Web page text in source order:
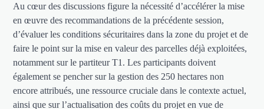
Au cœur des discussions figure la nécessité d’accélérer la mise
en œuvre des recommandations de la précédente session,
d’évaluer les conditions sécuritaires dans la zone du projet et de
faire le point sur la mise en valeur des parcelles déjà exploitées,
notamment sur le partiteur T1. Les participants doivent
également se pencher sur la gestion des 250 hectares non
encore attribués, une ressource cruciale dans le contexte actuel,
ainsi que sur l’actualisation des coûts du projet en vue de